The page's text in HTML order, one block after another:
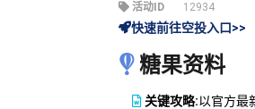
活动ID 12934
快速前往空投入口>>
糖果资料
关键攻略:以官方最